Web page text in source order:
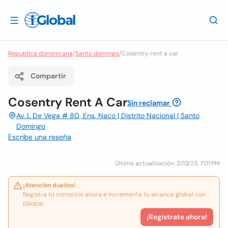
Republica dominicana/Santo domingo/Cosentry rent a car
Compartir
Cosentry Rent A CarSin reclamar
Av. L De Vega # 80, Ens. Naco | Distrito Nacional | Santo
Domingo
Escribe una reseña
Última actualización: 2/13/23, 7:01 PM
¡Atención dueños!
Registra tu comercio ahora e incrementa tu alcance global con
iGlobal.
¡Registrate ahora!